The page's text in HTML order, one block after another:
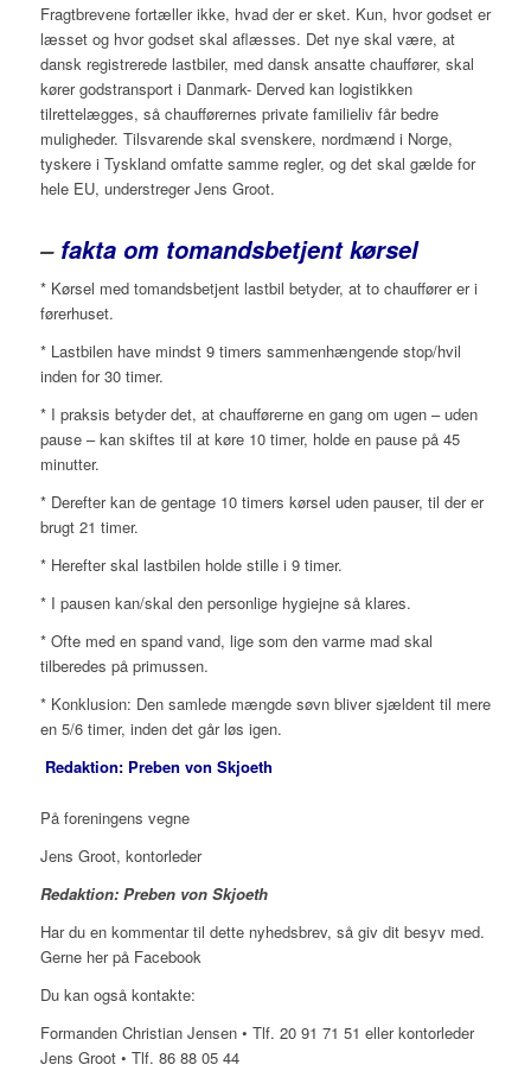
Fragtbrevene fortæller ikke, hvad der er sket. Kun, hvor godset er
læsset og hvor godset skal aflæsses. Det nye skal være, at
dansk registrerede lastbiler, med dansk ansatte chauffører, skal
kører godstransport i Danmark- Derved kan logistikken
tilrettelægges, så chaufførernes private familieliv får bedre
muligheder. Tilsvarende skal svenskere, nordmænd i Norge,
tyskere i Tyskland omfatte samme regler, og det skal gælde for
hele EU, understreger Jens Groot.
–fakta om tomandsbetjent kørsel
* Kørsel med tomandsbetjent lastbil betyder, at to chauffører er i
førerhuset.
* Lastbilen have mindst 9 timers sammenhængende stop/hvil
inden for 30 timer.
* I praksis betyder det, at chaufførerne en gang om ugen – uden
pause – kan skiftes til at køre 10 timer, holde en pause på 45
minutter.
* Derefter kan de gentage 10 timers kørsel uden pauser, til der er
brugt 21 timer.
* Herefter skal lastbilen holde stille i 9 timer.
* I pausen kan/skal den personlige hygiejne så klares.
* Ofte med en spand vand, lige som den varme mad skal
tilberedes på primussen.
* Konklusion: Den samlede mængde søvn bliver sjældent til mere
en 5/6 timer, inden det går løs igen.
Redaktion: Preben von Skjoeth
På foreningens vegne
Jens Groot, kontorleder
Redaktion: Preben von Skjoeth
Har du en kommentar til dette nyhedsbrev, så giv dit besyv med.
Gerne her på Facebook
Du kan også kontakte:
Formanden Christian Jensen • Tlf. 20 91 71 51 eller kontorleder
Jens Groot • Tlf. 86 88 05 44